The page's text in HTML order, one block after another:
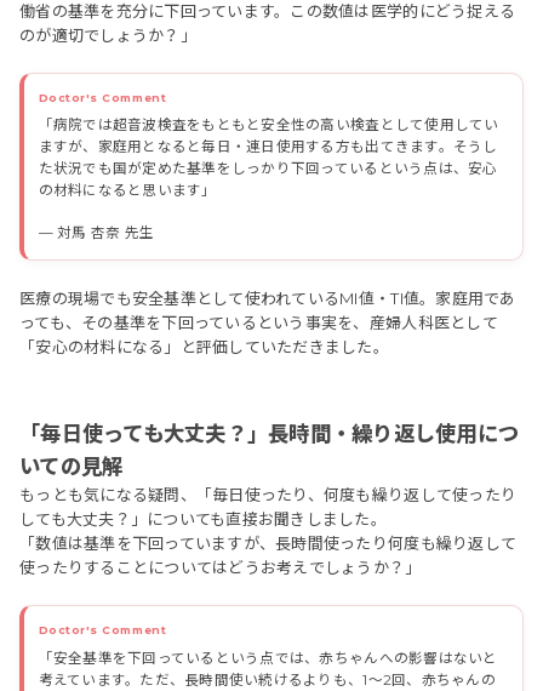
働省の基準を充分に下回っています。この数値は医学的にどう捉える
のが適切でしょうか？」
「病院では超音波検査をもともと安全性の高い検査として使用してい
ますが、家庭用となると毎日・連日使用する方も出てきます。そうし
た状況でも国が定めた基準をしっかり下回っているという点は、安心
の材料になると思います」
— 対馬 杏奈 先生
医療の現場でも安全基準として使われているMI値・TI値。家庭用であ
っても、その基準を下回っているという事実を、産婦人科医として
「安心の材料になる」と評価していただきました。
「毎日使っても大丈夫？」長時間・繰り返し使用につ
いての見解
もっとも気になる疑問、「毎日使ったり、何度も繰り返して使ったり
しても大丈夫？」についても直接お聞きしました。
「数値は基準を下回っていますが、長時間使ったり何度も繰り返して
使ったりすることについてはどうお考えでしょうか？」
「安全基準を下回っているという点では、赤ちゃんへの影響はないと
考えています。ただ、長時間使い続けるよりも、1〜2回、赤ちゃんの